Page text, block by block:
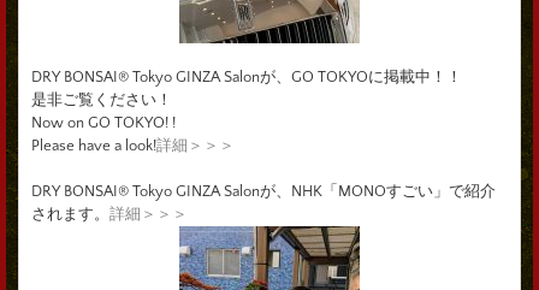
DRY BONSAI® Tokyo GINZA Salonが、GO TOKYOに掲載中！！
是非ご覧ください！
Now on GO TOKYO! !
Please have a look!詳細＞＞＞
DRY BONSAI® Tokyo GINZA Salonが、NHK「MONOすごい」で紹介
されます。 詳細＞＞＞